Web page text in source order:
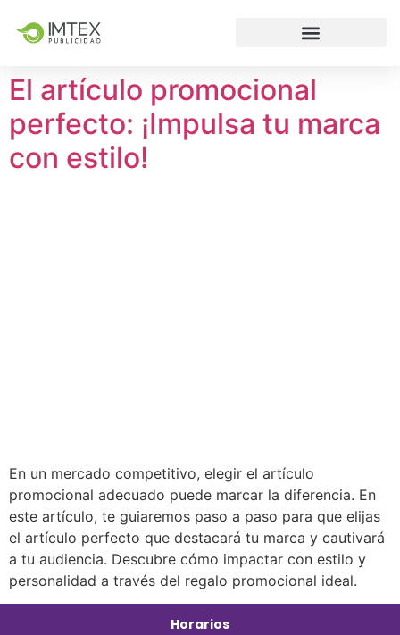
El artículo promocional
perfecto: ¡Impulsa tu marca
con estilo!
En un mercado competitivo, elegir el artículo
promocional adecuado puede marcar la diferencia. En
este artículo, te guiaremos paso a paso para que elijas
el artículo perfecto que destacará tu marca y cautivará
a tu audiencia. Descubre cómo impactar con estilo y
personalidad a través del regalo promocional ideal.
Horarios